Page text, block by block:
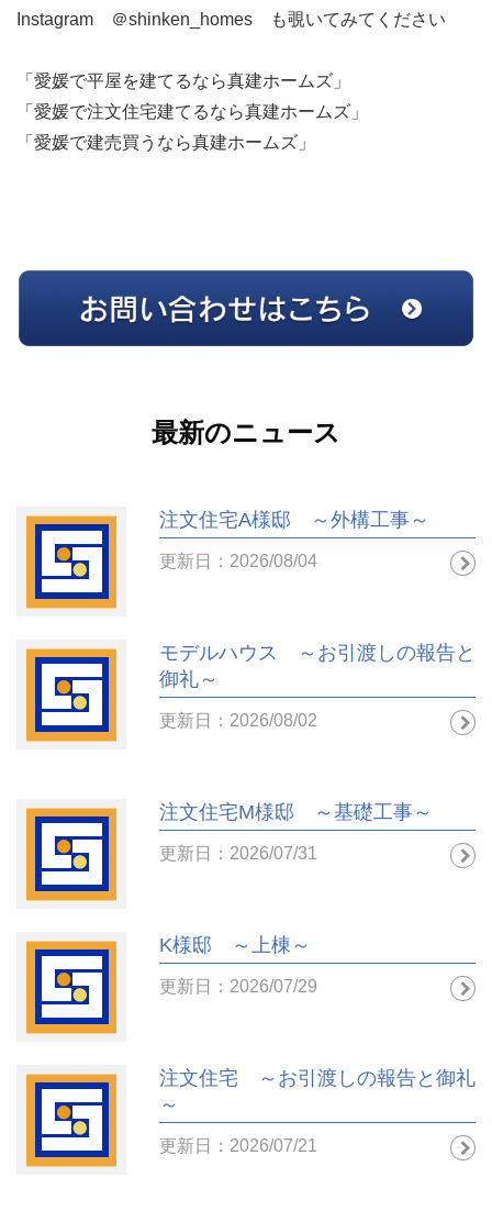
Instagram ＠shinken_homes も覗いてみてください
「愛媛で平屋を建てるなら真建ホームズ」
「愛媛で注文住宅建てるなら真建ホームズ」
「愛媛で建売買うなら真建ホームズ」
最新のニュース
注文住宅A様邸 ～外構工事～
更新日：2026/08/04
モデルハウス ～お引渡しの報告と
御礼～
更新日：2026/08/02
注文住宅M様邸 ～基礎工事～
更新日：2026/07/31
K様邸 ～上棟～
更新日：2026/07/29
注文住宅 ～お引渡しの報告と御礼
～
更新日：2026/07/21